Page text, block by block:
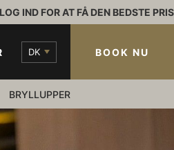
LOG IND FOR AT FÅ DEN BEDSTE PRIS
DK BOOK NU
BRYLLUPPER